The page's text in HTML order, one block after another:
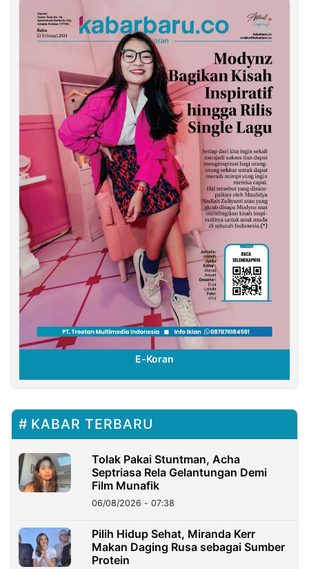
E-Koran
KABAR TERBARU
Tolak Pakai Stuntman, Acha
Septriasa Rela Gelantungan Demi
Film Munafik
06/08/2026 - 07:38
Pilih Hidup Sehat, Miranda Kerr
Makan Daging Rusa sebagai Sumber
Protein